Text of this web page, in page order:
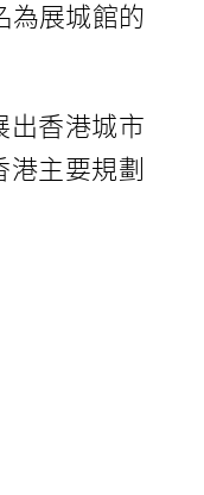
為展城館的
出香港城市
主要規劃